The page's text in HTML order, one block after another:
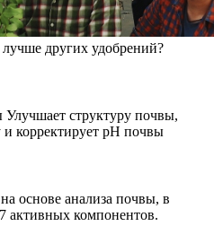
других удобрений?
Улучшает структуру почвы,
и корректирует pH почвы
основе анализа почвы, в
активных компонентов.